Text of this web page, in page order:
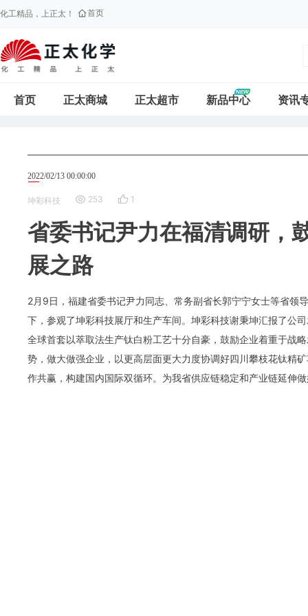
化工精品，上正太！ 首页
首页 正太商城 正太超市 新品中心 资讯
2022/02/13 00:00:00
坤彩科技 253 1
省委书记尹力在福清调研，
展之路
2月9日，福建省委书记尹力同志、常务副省长郭宁宁女士等省领
下，参观了坤彩科技展厅和生产车间。坤彩科技谢秉坤汇报了公
全球首套以萃取法生产钛白粉工艺十分自豪，鼓励企业着重于战
势，做大做强企业，以更高层面更大力度协调好四川攀枝花钛精
作共赢，构建国内国际双循环。为我省供应链稳定和产业链延伸